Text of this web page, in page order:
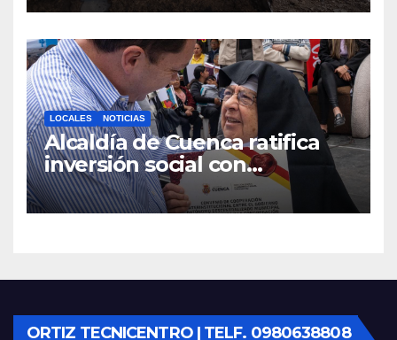
provincia para mantener las
LOCALES NOTICIAS
Alcaldía de Cuenca ratifica
inversión social con
fundaciones e instituciones
locales
ORTIZ TECNICENTRO | TELF. 0980638808